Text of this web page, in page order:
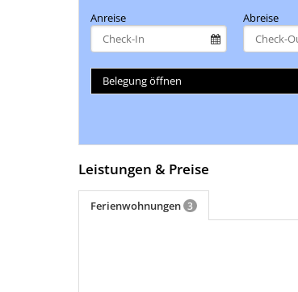
Anreise Abreise
Belegung öffnen
Leistungen & Preise
Ferienwohnungen 3